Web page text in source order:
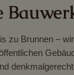
zu Brunnen –